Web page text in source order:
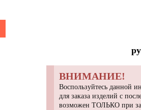
ВНИМАНИЕ!
Воспользуйтесь данной
для заказа изделий с
возможен ТОЛЬКО при